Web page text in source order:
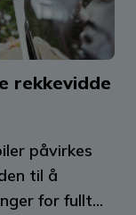
rekkevidde
påvirkes
til å
for fullt...